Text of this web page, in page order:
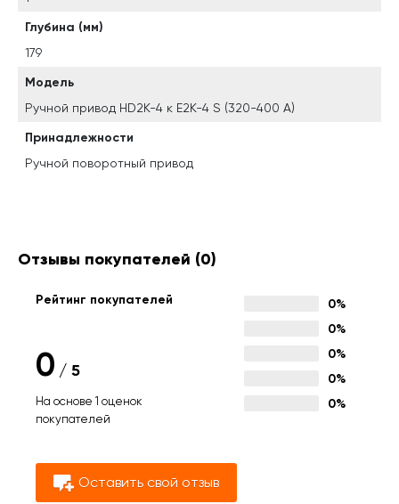
Глубина (мм)
179
Модель
Ручной привод HD2K-4 к Е2К-4 S (320-400 А)
Принадлежности
Ручной поворотный привод
Отзывы покупателей (0)
Рейтинг покупателей
0 / 5
На основе 1 оценок
покупателей
0%
0%
0%
0%
0%
Оставить свой отзыв